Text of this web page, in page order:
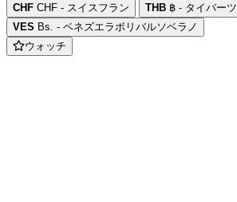
CHF CHF - スイスフラン THB ฿ - タイバーツ
VES Bs. - ベネズエラボリバルソベラノ
ウォッチ